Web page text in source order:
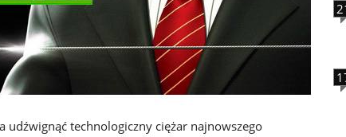
udźwignąć technologiczny ciężar najnowszego